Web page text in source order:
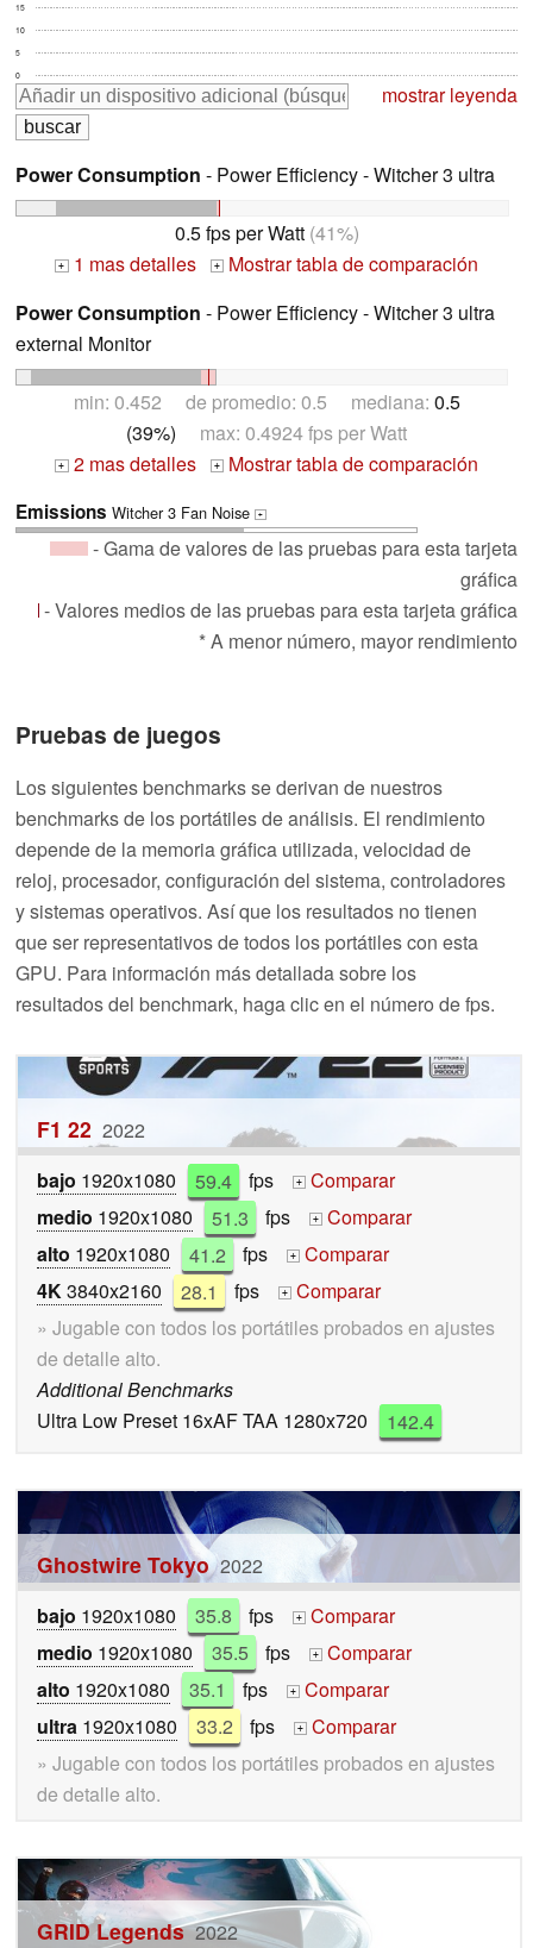
0
5
10
15
mostrar leyenda
Power Consumption - Power Efficiency - Witcher 3 ultra
0.5 fps per Watt(41%)
+ 1 mas detalles +
Mostrar tabla de comparación
Power Consumption - Power Efficiency - Witcher 3 ultra
external Monitor
min: 0.452 de promedio: 0.5 mediana: 0.5
(39%) max: 0.4924 fps per Watt
+ 2 mas detalles + Mostrar tabla de comparación
Emissions Witcher 3 Fan Noise +
- Gama de valores de las pruebas para esta tarjeta
gráfica
- Valores medios de las pruebas para esta tarjeta gráfica
* A menor número, mayor rendimiento
Pruebas de juegos
Los siguientes benchmarks se derivan de nuestros
benchmarks de los portátiles de análisis. El rendimiento
depende de la memoria gráfica utilizada, velocidad de
reloj, procesador, configuración del sistema, controladores
y sistemas operativos. Así que los resultados no tienen
que ser representativos de todos los portátiles con esta
GPU. Para información más detallada sobre los
resultados del benchmark, haga clic en el número de fps.
F1 22 2022
bajo 1920x1080 59.4 fps +
Comparar
medio 1920x1080 51.3 fps +
Comparar
alto 1920x1080 41.2 fps +
Comparar
4K3840x2160 28.1 fps +
Comparar
» Jugable con todos los portátiles probados en ajustes
de detalle alto.
Additional Benchmarks
Ultra Low Preset 16xAF TAA 1280x720
142.4
Ghostwire Tokyo 2022
bajo 1920x1080 35.8 fps +
Comparar
medio 1920x1080 35.5 fps +
Comparar
alto 1920x1080 35.1 fps +
Comparar
ultra 1920x1080 33.2 fps +
Comparar
» Jugable con todos los portátiles probados en ajustes
de detalle alto.
GRID Legends 2022